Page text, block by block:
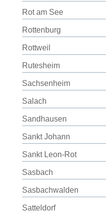
Rot am See
Rottenburg
Rottweil
Rutesheim
Sachsenheim
Salach
Sandhausen
Sankt Johann
Sankt Leon-Rot
Sasbach
Sasbachwalden
Satteldorf